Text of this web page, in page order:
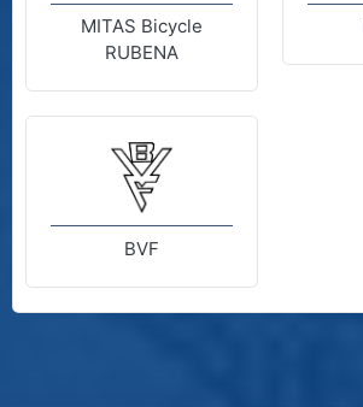
MITAS Bicycle
RUBENA
BVF